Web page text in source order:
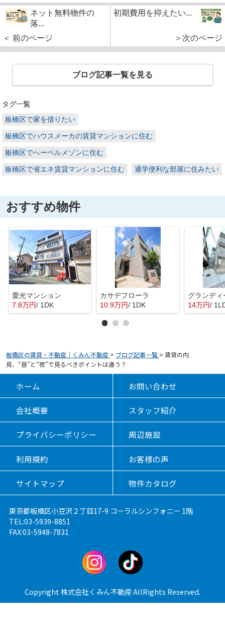
ネット無料物件の
落...
＜ 前のページ
初期費用を抑えたい...
＞次のページ
ブログ記事一覧を見る
タグ一覧
板橋区で家を借りたい
板橋区でハウスメーカの賃貸マンションに住む
板橋区でへーベルメゾンに住む
板橋区で省エネ賃貸マンションに住む 通学便利な部屋に住みたい
おすすめ物件
愛光マンション
7.8万円/ 1DK
カサデフローラ
10.9万円/ 1DK
グランデ
14万円/
板橋区の賃貸・不動産｜くみん不動産 > ブログ記事一覧 > 賃貸の内
見、“昼”と“夜”で見るべきポイントは違う？
ホーム お問い合わせ
会社概要 スタッフ紹介
プライバシーポリシー 周辺施設
利用規約 お客様の声
サイトマップ 物件カタログ
東京都板橋区小豆沢２丁目17-9 コーラルシンフォニー 1階
TEL:03-5939-8851
FAX:03-5948-7831
Copyright 株式会社くみん不動産 AllRights Reserved.